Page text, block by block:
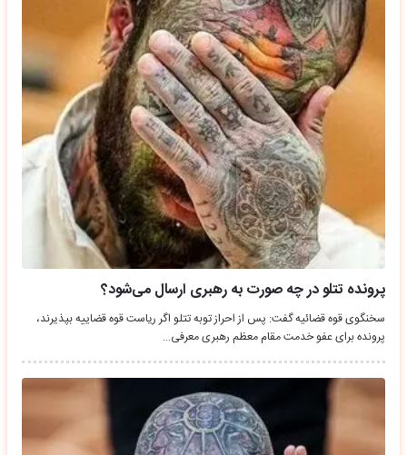
پرونده تتلو در چه صورت به رهبری ارسال می‌شود؟
سخنگوی قوه قضائیه گفت: پس از احراز توبه تتلو اگر ریاست قوه قضاییه بپذیرند،
پرونده برای عفو خدمت مقام معظم رهبری معرفی…